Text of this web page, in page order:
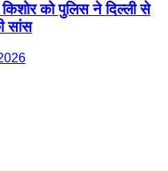
को पुलिस ने दिल्ली से
सांस